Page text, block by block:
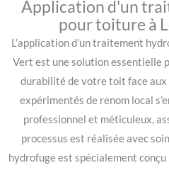
Application d'un
pour toiture à
L’application d’un traitement
Vert est une solution essentielle
durabilité de votre toit face
expérimentés de renom local
professionnel et méticuleux,
processus est réalisée avec
hydrofuge est spécialement